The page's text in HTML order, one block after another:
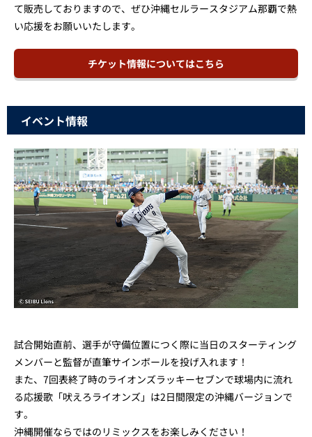
て販売しておりますので、ぜひ沖縄セルラースタジアム那覇で熱
い応援をお願いいたします。
チケット情報についてはこちら
イベント情報
試合開始直前、選手が守備位置につく際に当日のスターティング
メンバーと監督が直筆サインボールを投げ入れます！
また、7回表終了時のライオンズラッキーセブンで球場内に流れ
る応援歌「吠えろライオンズ」は2日間限定の沖縄バージョンで
す。
沖縄開催ならではのリミックスをお楽しみください！